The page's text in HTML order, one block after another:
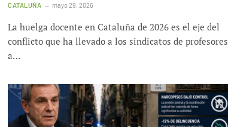
CATALUÑA mayo 29, 2026
La huelga docente en Cataluña de 2026 es el eje del
conflicto que ha llevado a los sindicatos de profesores
a…